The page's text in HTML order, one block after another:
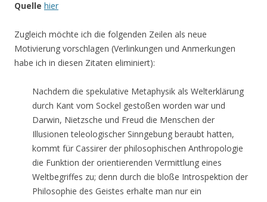
Quelle hier
Zugleich möchte ich die folgenden Zeilen als neue
Motivierung vorschlagen (Verlinkungen und Anmerkungen
habe ich in diesen Zitaten eliminiert):
Nachdem die spekulative Metaphysik als Welterklärung
durch Kant vom Sockel gestoßen worden war und
Darwin, Nietzsche und Freud die Menschen der
Illusionen teleologischer Sinngebung beraubt hatten,
kommt für Cassirer der philosophischen Anthropologie
die Funktion der orientierenden Vermittlung eines
Weltbegriffes zu; denn durch die bloße Introspektion der
Philosophie des Geistes erhalte man nur ein